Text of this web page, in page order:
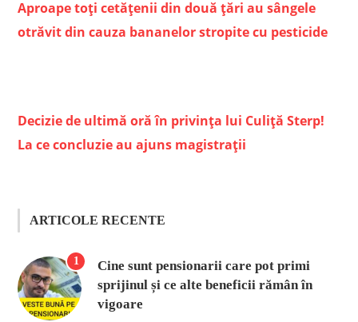
Aproape toți cetățenii din două țări au sângele
otrăvit din cauza bananelor stropite cu pesticide
Decizie de ultimă oră în privința lui Culiță Sterp!
La ce concluzie au ajuns magistrații
ARTICOLE RECENTE
1
Cine sunt pensionarii care pot primi
sprijinul și ce alte beneficii rămân în
vigoare